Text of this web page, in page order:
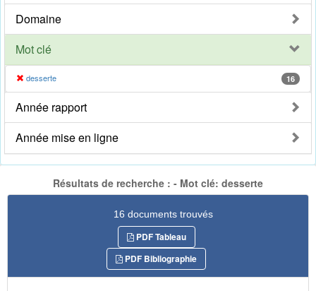
Domaine
Mot clé
desserte 16
Année rapport
Année mise en ligne
Résultats de recherche : - Mot clé: desserte
16 documents trouvés
PDF Tableau
PDF Bibliographie